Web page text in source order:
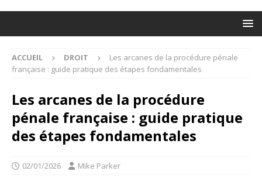
ACCUEIL DROIT
Les arcanes de la procédure pénale
française : guide pratique des étapes fondamentales
Les arcanes de la procédure
pénale française : guide pratique
des étapes fondamentales
02/01/2026 Mike Parker